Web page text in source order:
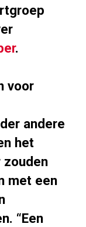
.
voor
andere
het
zouden
met een
“Een